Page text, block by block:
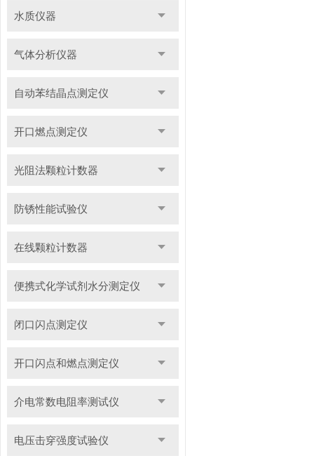
水质仪器
气体分析仪器
自动苯结晶点测定仪
开口燃点测定仪
光阻法颗粒计数器
防锈性能试验仪
在线颗粒计数器
便携式化学试剂水分测定仪
闭口闪点测定仪
开口闪点和燃点测定仪
介电常数电阻率测试仪
电压击穿强度试验仪